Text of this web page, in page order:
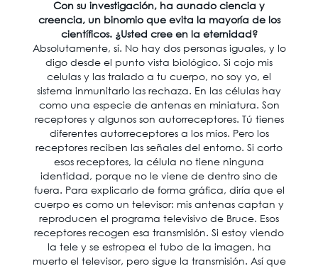
Con su investigación, ha aunado ciencia y
creencia, un binomio que evita la mayoría de los
científicos. ¿Usted cree en la eternidad?
Absolutamente, sí. No hay dos personas iguales, y lo
digo desde el punto vista biológico. Si cojo mis
celulas y las tralado a tu cuerpo, no soy yo, el
sistema inmunitario las rechaza. En las células hay
como una especie de antenas en miniatura. Son
receptores y algunos son autorreceptores. Tú tienes
diferentes autorreceptores a los míos. Pero los
receptores reciben las señales del entorno. Si corto
esos receptores, la célula no tiene ninguna
identidad, porque no le viene de dentro sino de
fuera. Para explicarlo de forma gráfica, diría que el
cuerpo es como un televisor: mis antenas captan y
reproducen el programa televisivo de Bruce. Esos
receptores recogen esa transmisión. Si estoy viendo
la tele y se estropea el tubo de la imagen, ha
muerto el televisor, pero sigue la transmisión. Así que